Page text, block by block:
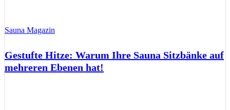
Sauna Magazin
Gestufte Hitze: Warum Ihre Sauna Sitzbänke auf
mehreren Ebenen hat!